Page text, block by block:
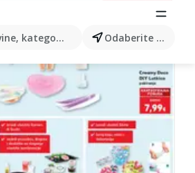
kategorije, proizvode... Odaberite grad